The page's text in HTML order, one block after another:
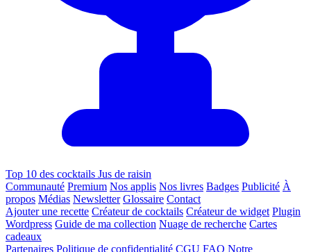
Top 10 des cocktails Jus de raisin
Communauté Premium Nos applis Nos livres Badges Publicité À
propos Médias Newsletter Glossaire Contact
Ajouter une recette Créateur de cocktails Créateur de widget Plugin
Wordpress Guide de ma collection Nuage de recherche Cartes
cadeaux
Partenaires Politique de confidentialité CGU FAQ Notre